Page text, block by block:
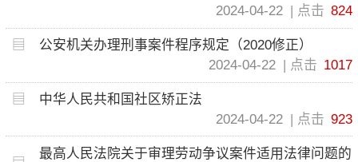
2024-04-22
点击 824
公安机关办理刑事案件程序规定（2020修正）
2024-04-22
点击 1017
中华人民共和国社区矫正法
2024-04-22
点击 923
最高人民法院关于审理劳动争议案件适用法律问题的